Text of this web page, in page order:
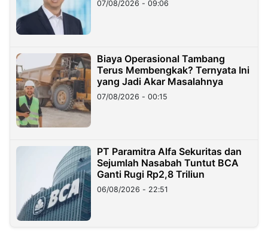
Miliar
07/08/2026 - 09:06
Biaya Operasional Tambang
Terus Membengkak? Ternyata Ini
yang Jadi Akar Masalahnya
07/08/2026 - 00:15
PT Paramitra Alfa Sekuritas dan
Sejumlah Nasabah Tuntut BCA
Ganti Rugi Rp2,8 Triliun
06/08/2026 - 22:51